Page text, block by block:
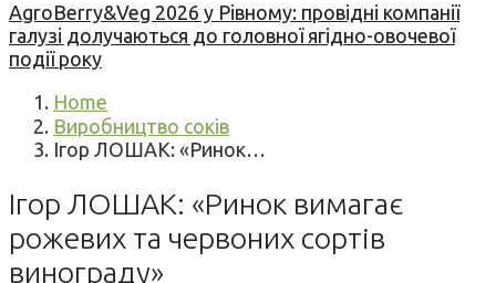
AgroBerry&Veg 2026 у Рівному: провідні компанії
галузі долучаються до головної ягідно-овочевої
події року
Home
Виробництво соків
Ігор ЛОШАК: «Ринок…
Ігор ЛОШАК: «Ринок вимагає
рожевих та червоних сортів
винограду»